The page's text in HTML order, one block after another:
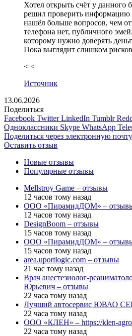
Хотел открыть счёт у данного
решил проверить информацию
нашёл больше вопросов, чем
телефона нет, публичного
которому нужно доверять
Пока выглядит слишком
< <
Источник
13.06.2026
Поделиться
Facebook Twitter LinkedIn Tumblr
Одноклассники Skype WhatsApp
Поделиться через электронную почту
Оставить отзыв
Новые отзывы
Популярные отзывы
Mellstroy Game – отзывы
12 часов тому назад
ООО «ПирамидДОМ» –
12 часов тому назад
DesignBoom – отзывы
15 часов тому назад
ООО «ПирамидДОМ» –
15 часов тому назад
area.uportlogic.com – отзывы
21 час тому назад
Врач анестезиолог-
Юрьевич – отзывы
22 часа тому назад
Лучший автосервис ЮВАО
22 часа тому назад
ООО «КЛЕН» – https://klen-
22 часа тому назад